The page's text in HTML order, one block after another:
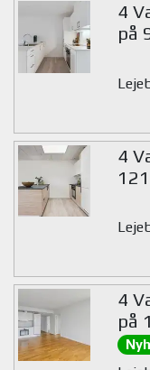
4
på
4
4
på